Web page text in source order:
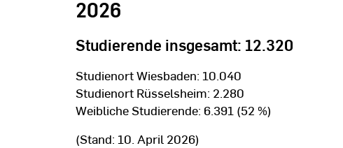
2026
Studierende insgesamt: 12.320
Studienort Wiesbaden: 10.040
Studienort Rüsselsheim: 2.280
Weibliche Studierende: 6.391 (52 %)
(Stand: 10. April 2026)